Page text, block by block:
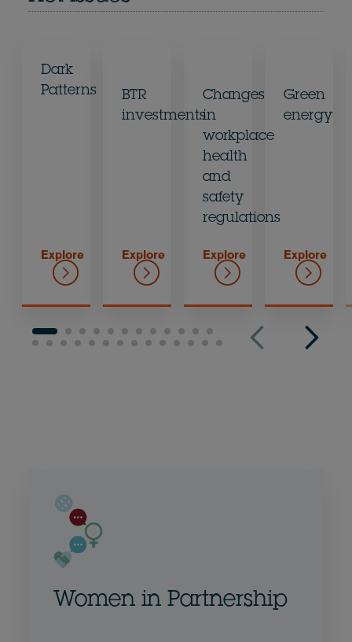
Dark
Patterns
Explore
BTR
investments
Explore
Changes
in
workplace
health
and
safety
regulations
Explore
Green
energy
Explore
Women in Partnership